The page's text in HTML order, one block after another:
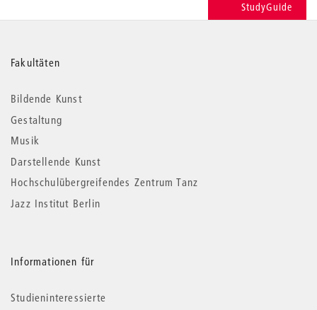
StudyGuide
Weitere
Informationen
Fakultäten
Bildende Kunst
Gestaltung
Musik
Darstellende Kunst
Hochschulübergreifendes Zentrum Tanz
Jazz Institut Berlin
Informationen für
Studieninteressierte